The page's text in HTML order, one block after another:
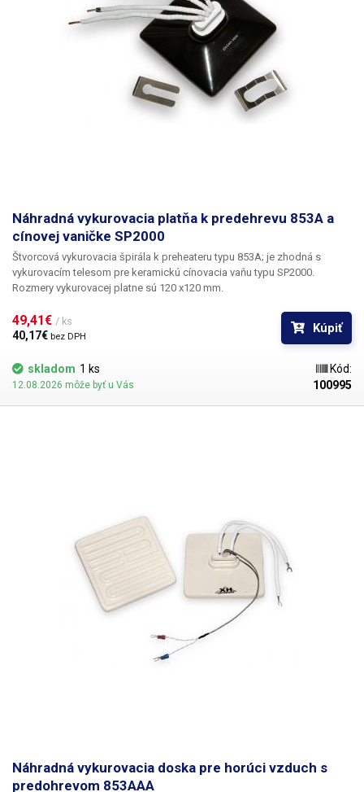
Náhradná vykurovacia platňa k predehrevu 853A a
cínovej vaničke SP2000
Štvorcová vykurovacia špirála k preheateru typu 853A; je zhodná s
vykurovacím telesom pre keramickú cínovacia vaňu typu SP2000.
Rozmery vykurovacej platne sú 120 x120 mm.
49,41€ / ks
40,17€ bez DPH
Kúpiť
skladom 1 ks
12.08.2026 môže byť u Vás
Kód:
100995
Náhradná vykurovacia doska pre horúci vzduch s
predohrevom 853AAA